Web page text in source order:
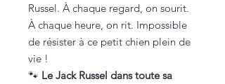
Russel. À chaque regard, on sourit.
À chaque heure, on rit. Impossible
de résister à ce petit chien plein de
vie !
🐾 Le Jack Russel dans toute sa